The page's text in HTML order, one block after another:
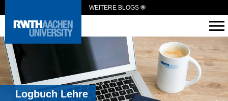
WEITERE BLOGS
Logbuch Lehre